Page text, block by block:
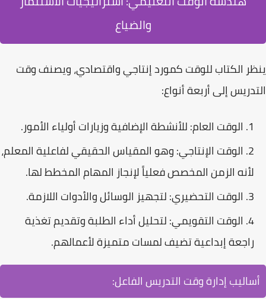
والضياع
ينظر الكتاب للوقت كمورد إنتاجي واقتصادي، ويصنف وقت
التدريس إلى أربعة أنواع:
الوقت العام:للأنشطة الإضافية وزيارات أولياء الأمور.
الوقت الإنتاجي:وهوالمقياس الحقيقي لفاعلية المعلم،
لأنه الزمن المخصص فعلياً لإنجاز المهام المخطط لها.
الوقت التحضيري:لتجهيز الوسائل والأدوات اللازمة.
الوقت التقويمي:لتحليل أداء الطلبة وتقديم تغذية
راجعة إبداعية تضيف لمسات متميزة لأعمالهم.
أساليب إدارة وقت التدريس الفاعل: